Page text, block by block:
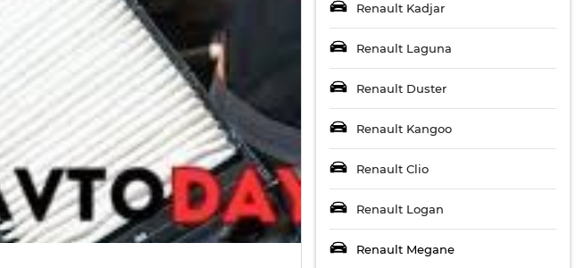
Renault Kadjar
Renault Laguna
Renault Duster
Renault Kangoo
Renault Clio
Renault Logan
Renault Megane